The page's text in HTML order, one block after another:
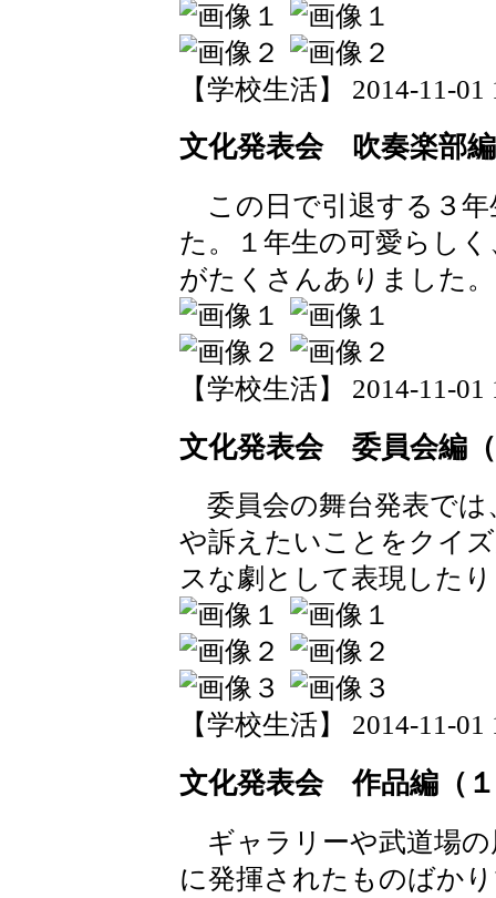
【学校生活】 2014-11-01
文化発表会 吹奏楽部
この日で引退する３年
た。１年生の可愛らし
がたくさんありました。
【学校生活】 2014-11-01
文化発表会 委員会編
委員会の舞台発表では
や訴えたいことをクイ
スな劇として表現した
【学校生活】 2014-11-01
文化発表会 作品編（
ギャラリーや武道場の
に発揮されたものばか